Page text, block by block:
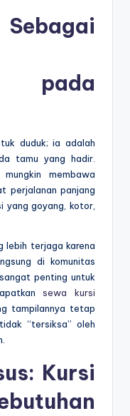
pada
duduk; ia adalah
tamu yang hadir.
membawa
perjalanan panjang
yang goyang, kotor,
lebih terjaga karena
di komunitas
penting untuk
sewa kursi
tampilannya tetap
“tersiksa” oleh
Kursi